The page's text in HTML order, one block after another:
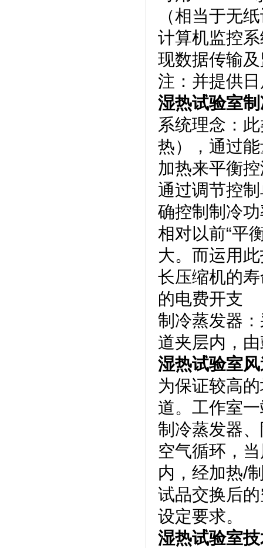
（相当于无
计算机监控系
现数据传输及监
注：并提供
湿热试验室
系统理念
热），通
加热来平衡控
通过调节控制
确控制制冷功
相对以前“平
大。而运
长压缩机的寿
的电费开支
制冷蒸发器
道夹层内，
湿热试验室
为保证较高的
道。工作室
制冷蒸发器
空气循环，
内，经加
试品交换后的
设定要求。
湿热试验室